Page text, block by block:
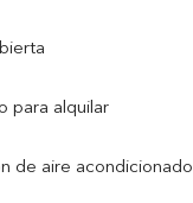
para alquilar
de aire acondicionado